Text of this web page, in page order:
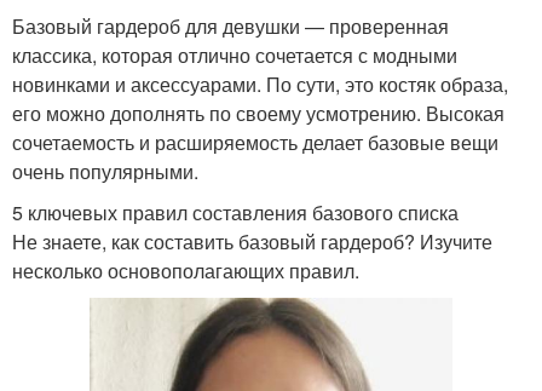
Базовый гардероб для девушки — проверенная
классика, которая отлично сочетается с модными
новинками и аксессуарами. По сути, это костяк образа,
его можно дополнять по своему усмотрению. Высокая
сочетаемость и расширяемость делает базовые вещи
очень популярными.
5 ключевых правил составления базового списка
Не знаете, как составить базовый гардероб? Изучите
несколько основополагающих правил.